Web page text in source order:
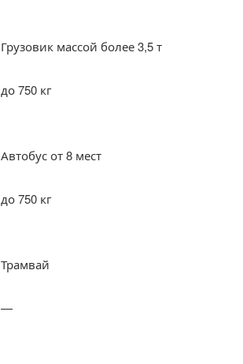
Грузовик массой более 3,5 т
до 750 кг
Автобус от 8 мест
до 750 кг
Трамвай
—